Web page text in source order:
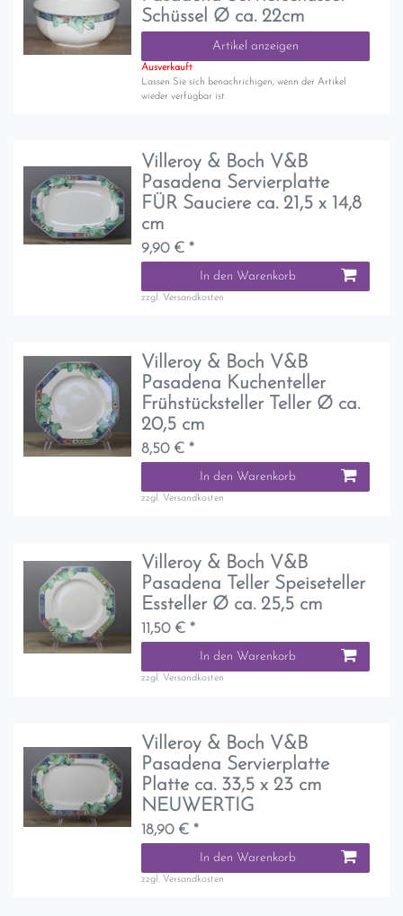
Schüssel Ø ca. 22cm
Artikel anzeigen
Ausverkauft
Lassen Sie sich benachrichigen, wenn der Artikel
wieder verfügbar ist.
Villeroy & Boch V&B
Pasadena Servierplatte
FÜR Sauciere ca. 21,5 x 14,8
cm
9,90 € *
In den Warenkorb
zzgl. Versandkosten
Villeroy & Boch V&B
Pasadena Kuchenteller
Frühstücksteller Teller Ø ca.
20,5 cm
8,50 € *
In den Warenkorb
zzgl. Versandkosten
Villeroy & Boch V&B
Pasadena Teller Speiseteller
Essteller Ø ca. 25,5 cm
11,50 € *
In den Warenkorb
zzgl. Versandkosten
Villeroy & Boch V&B
Pasadena Servierplatte
Platte ca. 33,5 x 23 cm
NEUWERTIG
18,90 € *
In den Warenkorb
zzgl. Versandkosten